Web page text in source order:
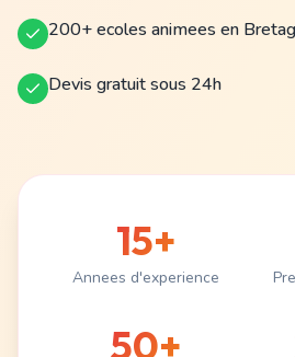
200+ ecoles animees en
Devis gratuit sous 24h
15+
Annees d'experience
50+